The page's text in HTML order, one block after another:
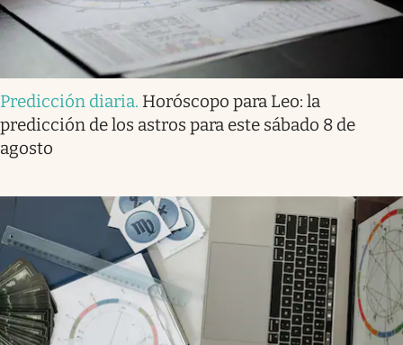
Predicción diaria. Horóscopo para Leo: la
predicción de los astros para este sábado 8 de
agosto